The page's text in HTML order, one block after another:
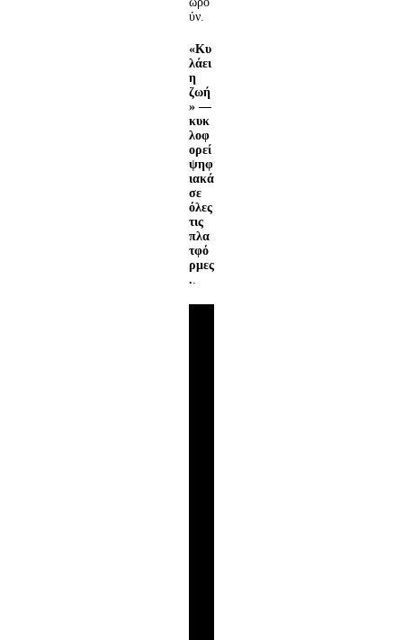
ύν.
«Κυ
λάει
η
ζωή
» —
κυκ
λοφ
ορεί
ψηφ
ιακά
σε
όλες
τις
πλα
τφό
ρμες
.